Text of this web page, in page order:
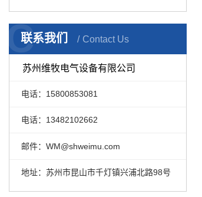
联系我们 Contact Us
C
苏州维牧电气设备有限公司
电话：15800853081
电话：13482102662
邮件：WM@shweimu.com
地址：苏州市昆山市千灯镇兴浦北路98号